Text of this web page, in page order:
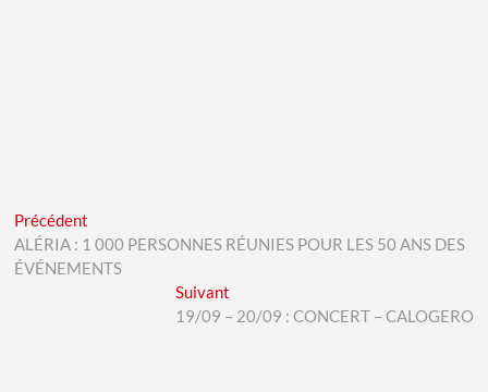
Navigation
de
Précédent
post:
ALÉRIA : 1 000 PERSONNES RÉUNIES POUR LES 50 ANS DES
ÉVÉNEMENTS
SuivantNext
post:
19/09 – 20/09 : CONCERT – CALOGERO